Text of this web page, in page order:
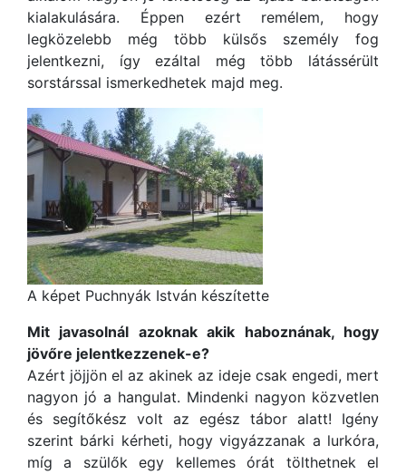
kialakulására. Éppen ezért remélem, hogy
legközelebb még több külsős személy fog
jelentkezni, így ezáltal még több látássérült
sorstárssal ismerkedhetek majd meg.
A képet Puchnyák István készítette
Mit javasolnál azoknak akik haboznának, hogy
jövőre jelentkezzenek-e?
Azért jöjjön el az akinek az ideje csak engedi, mert
nagyon jó a hangulat. Mindenki nagyon közvetlen
és segítőkész volt az egész tábor alatt! Igény
szerint bárki kérheti, hogy vigyázzanak a lurkóra,
míg a szülők egy kellemes órát tölthetnek el